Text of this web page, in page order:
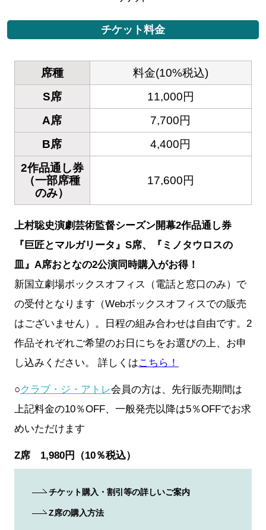
チケット料金
席種
料金(10%税込)
S席
11,000円
A席
7,700円
B席
4,400円
2作品通し券
（一部席種
のみ）
17,600円
上村聡史演劇芸術監督シーズン開幕2作品通し券
『巨匠とマルガリータ』S席、『ミノタウロスの
皿』A席おとなの2公演同時購入がお得！
新国立劇場ボックスオフィス（電話と窓口のみ）で
の受付となります（Webボックスオフィスでの販売
はございません）。日程の組み合わせは自由です。2
作品それぞれご希望のお日にちをお選びの上、お申
し込みください。 詳しくはこちら！
○クラブ・ジ・アトレ会員の方は、先行販売期間は
上記料金の10％OFF、一般発売以降は5％OFFでお求
めいただけます
Z席 1,980円（10％税込）
チケット購入・割引等の詳しいご案内
Z席の購入方法